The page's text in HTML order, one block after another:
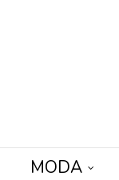
MODA